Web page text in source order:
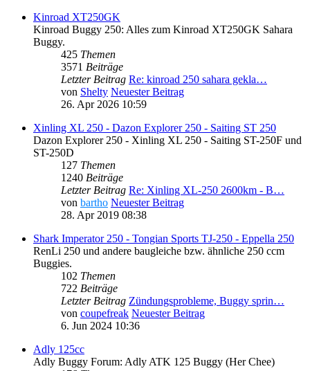
Kinroad XT250GK
Kinroad Buggy 250: Alles zum Kinroad XT250GK Sahara
Buggy.
425 Themen
3571 Beiträge
Letzter Beitrag Re: kinroad 250 sahara gekla…
von Shelty Neuester Beitrag
26. Apr 2026 10:59
Xinling XL 250 - Dazon Explorer 250 - Saiting ST 250
Dazon Explorer 250 - Xinling XL 250 - Saiting ST-250F und
ST-250D
127 Themen
1240 Beiträge
Letzter Beitrag Re: Xinling XL-250 2600km - B…
von bartho Neuester Beitrag
28. Apr 2019 08:38
Shark Imperator 250 - Tongian Sports TJ-250 - Eppella 250
RenLi 250 und andere baugleiche bzw. ähnliche 250 ccm
Buggies.
102 Themen
722 Beiträge
Letzter Beitrag Zündungsprobleme, Buggy sprin…
von coupefreak Neuester Beitrag
6. Jun 2024 10:36
Adly 125cc
Adly Buggy Forum: Adly ATK 125 Buggy (Her Chee)